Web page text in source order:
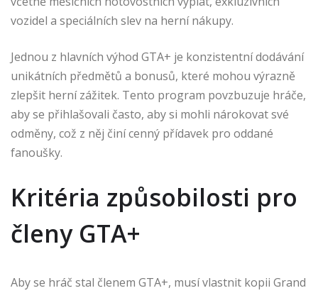
vozidel a speciálních slev na herní nákupy.
Jednou z hlavních výhod GTA+ je konzistentní dodávání
unikátních předmětů a bonusů, které mohou výrazně
zlepšit herní zážitek. Tento program povzbuzuje hráče,
aby se přihlašovali často, aby si mohli nárokovat své
odměny, což z něj činí cenný přídavek pro oddané
fanoušky.
Kritéria způsobilosti pro
členy GTA+
Aby se hráč stal členem GTA+, musí vlastnit kopii Grand